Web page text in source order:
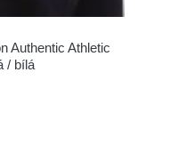
Authentic Athletic
/ bílá